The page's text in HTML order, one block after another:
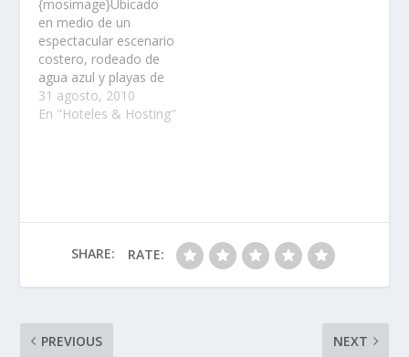
{mosimage}Ubicado
en medio de un
espectacular escenario
costero, rodeado de
agua azul y playas de
arena blanca, The St.
Regis Punta Mita
31 agosto, 2010
En "Hoteles & Hosting"
SHARE: RATE:
PREVIOUS NEXT